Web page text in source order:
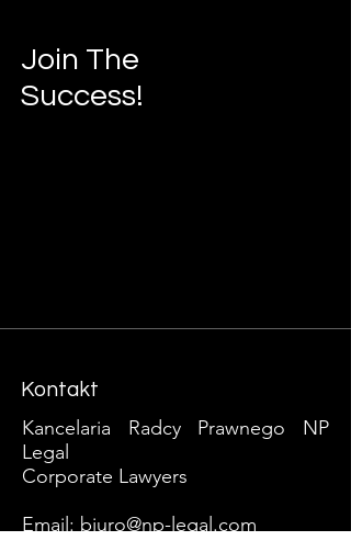
Join The
Success!
Kontakt
Kancelaria Radcy Prawnego NP
Legal
Corporate Lawyers​
Email: biuro@np-legal.com